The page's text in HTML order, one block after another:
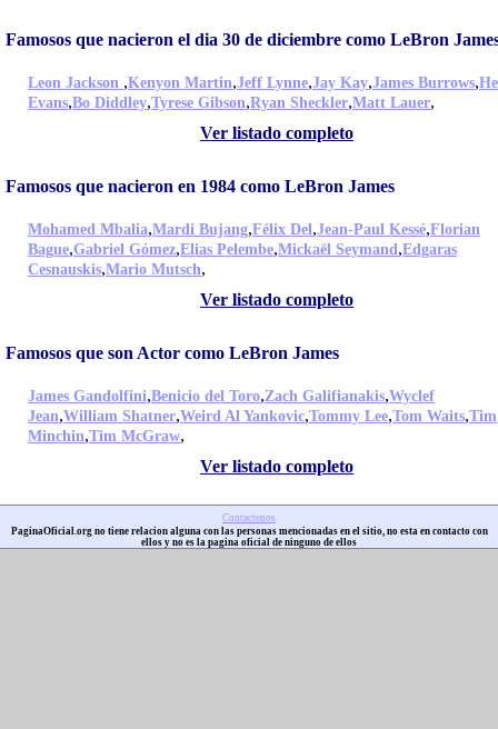
Famosos que nacieron el dia 30 de diciembre como LeBron
Leon Jackson ,Kenyon Martin,Jeff Lynne,Jay Kay,James Burrows,
Evans,Bo Diddley,Tyrese Gibson,Ryan Sheckler,Matt Lauer,
Ver listado completo
Famosos que nacieron en 1984 como LeBron James
Mohamed Mbalia,Mardi Bujang,Félix Del,Jean-Paul Kessé,Florian
Bague,Gabriel Gómez,Elias Pelembe,Mickaël Seymand,Edgaras
Cesnauskis,Mario Mutsch,
Ver listado completo
Famosos que son Actor como LeBron James
James Gandolfini,Benicio del Toro,Zach Galifianakis,Wyclef
Jean,William Shatner,Weird Al Yankovic,Tommy Lee,Tom Waits,Tim
Minchin,Tim McGraw,
Ver listado completo
Contactenos
PaginaOficial.org no tiene relacion alguna con las personas mencionadas en el sitio, no esta en contacto con
ellos y no es la pagina oficial de ninguno de ellos